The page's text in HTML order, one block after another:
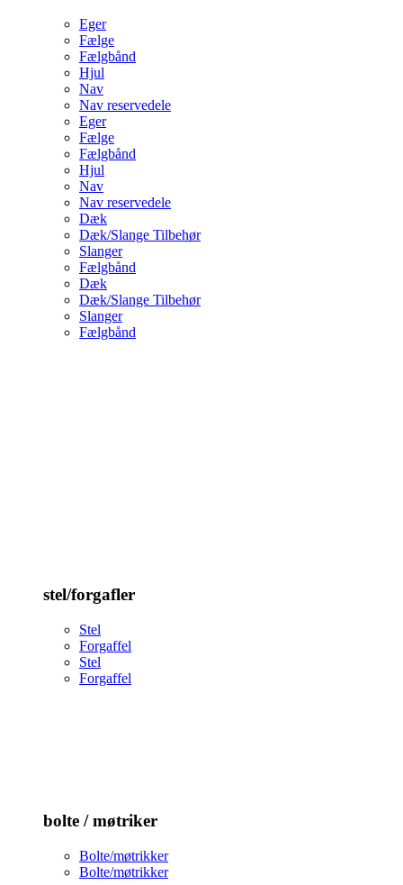
Eger
Fælge
Fælgbånd
Hjul
Nav
Nav reservedele
Eger
Fælge
Fælgbånd
Hjul
Nav
Nav reservedele
Dæk
Dæk/Slange Tilbehør
Slanger
Fælgbånd
Dæk
Dæk/Slange Tilbehør
Slanger
Fælgbånd
stel/forgafler
Stel
Forgaffel
Stel
Forgaffel
bolte / møtriker
Bolte/møtrikker
Bolte/møtrikker